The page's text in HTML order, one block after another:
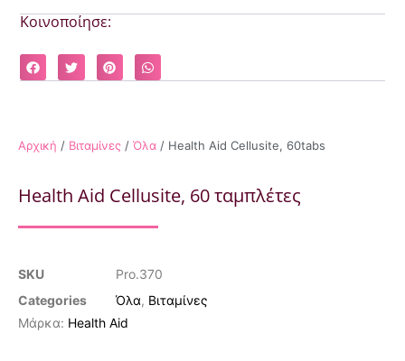
Κοινοποίησε:
Αρχική / Βιταμίνες / Όλα / Health Aid Cellusite, 60tabs
Health Aid Cellusite, 60 ταμπλέτες
SKU
Pro.370
Categories
Όλα, Βιταμίνες
Μάρκα: Health Aid